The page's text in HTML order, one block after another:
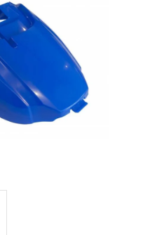
Reklamace a vrácení zboží